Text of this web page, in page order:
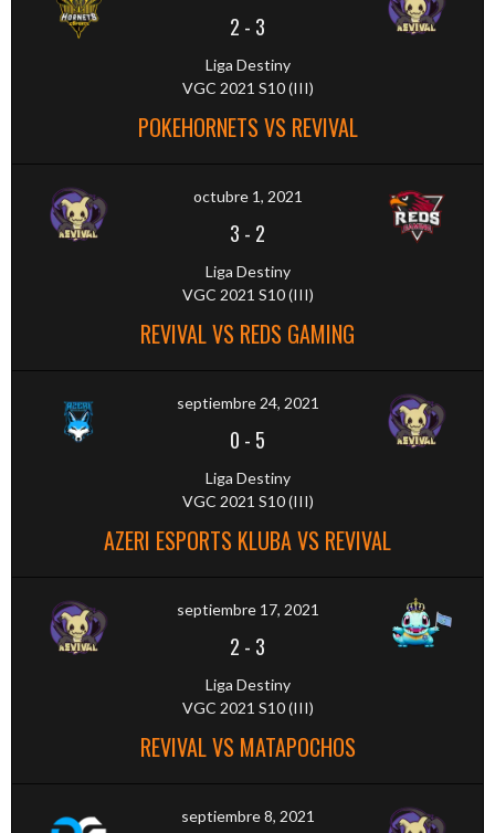
2 - 3
Liga Destiny
VGC 2021 S10 (III)
POKEHORNETS VS REVIVAL
octubre 1, 2021
3 - 2
Liga Destiny
VGC 2021 S10 (III)
REVIVAL VS REDS GAMING
septiembre 24, 2021
0 - 5
Liga Destiny
VGC 2021 S10 (III)
AZERI ESPORTS KLUBA VS REVIVAL
septiembre 17, 2021
2 - 3
Liga Destiny
VGC 2021 S10 (III)
REVIVAL VS MATAPOCHOS
septiembre 8, 2021